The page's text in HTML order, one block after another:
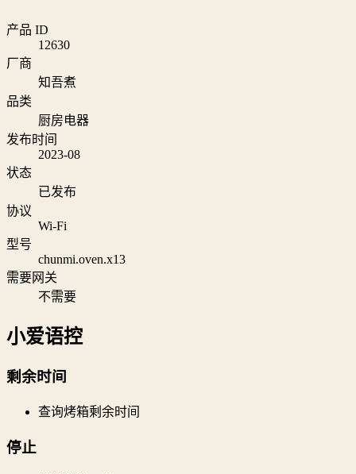
产品 ID
12630
厂商
知吾煮
品类
厨房电器
发布时间
2023-08
状态
已发布
协议
Wi‑Fi
型号
chunmi.oven.x13
需要网关
不需要
小爱语控
剩余时间
查询烤箱剩余时间
停止